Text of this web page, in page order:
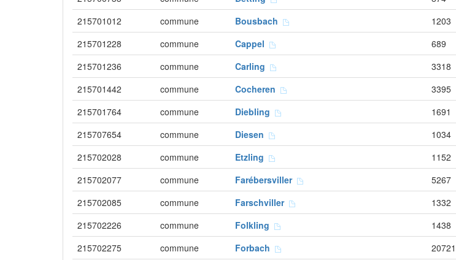
215701012
commune Bousbach
1203
215701228
commune Cappel
689
215701236
commune Carling
3318
215701442
commune Cocheren
3395
215701764
commune Diebling
1691
215707654
commune Diesen
1034
215702028
commune Etzling
1152
215702077
commune Farébersviller
5267
215702085
commune Farschviller
1332
215702226
commune Folkling
1438
215702275
commune Forbach
20721